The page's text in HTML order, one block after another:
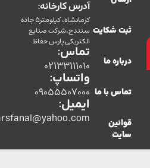
ثبت شکایت
درباره ما
تماس با ما
قوانین
آدرس کارخانه:
کرمانشاه، کیلومتر5 جاده
سنندج،شرکت صنایع
الکتریکی پارس حفاظ
تماس:
02133111010
واتساپ:
09055507000
ایمیل:
co.parsfanal@yahoo.com